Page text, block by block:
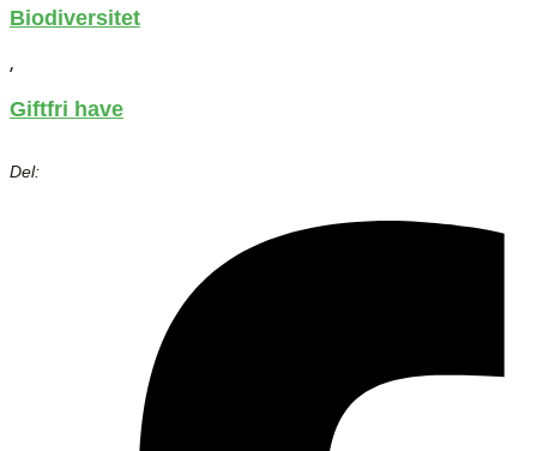
Biodiversitet
,
Giftfri have
Del: